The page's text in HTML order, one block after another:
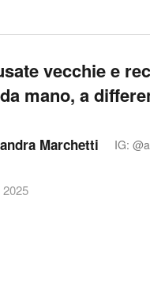
vecchie e
mano, a
Marchetti IG: